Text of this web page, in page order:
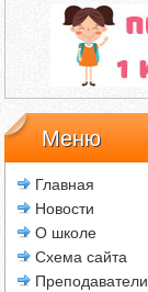
Меню
Главная
Новости
О школе
Схема сайта
Преподаватели